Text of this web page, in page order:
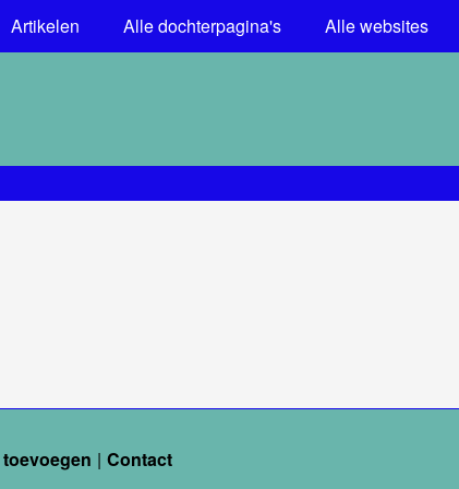
Artikelen Alle dochterpagina's Alle websites
Contact